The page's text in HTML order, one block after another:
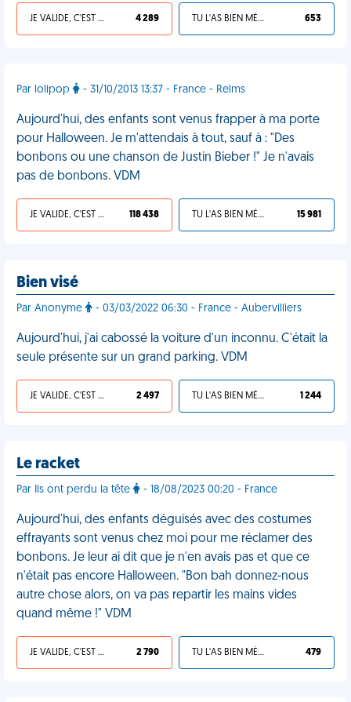
JE VALIDE, C'EST UNE VDM 4 289 TU L'AS BIEN MÉRITÉ 653
Par lolipop - 31/10/2013 13:37 - France - Reims
Aujourd'hui, des enfants sont venus frapper à ma porte
pour Halloween. Je m'attendais à tout, sauf à : "Des
bonbons ou une chanson de Justin Bieber !" Je n'avais
pas de bonbons. VDM
JE VALIDE, C'EST UNE VDM 118 438 TU L'AS BIEN MÉRITÉ 15 981
Bien visé
Par Anonyme - 03/03/2022 06:30 - France - Aubervilliers
Aujourd'hui, j'ai cabossé la voiture d'un inconnu. C'était la
seule présente sur un grand parking. VDM
JE VALIDE, C'EST UNE VDM 2 497 TU L'AS BIEN MÉRITÉ 1 244
Le racket
Par Ils ont perdu la tête - 18/08/2023 00:20 - France
Aujourd'hui, des enfants déguisés avec des costumes
effrayants sont venus chez moi pour me réclamer des
bonbons. Je leur ai dit que je n'en avais pas et que ce
n'était pas encore Halloween. "Bon bah donnez-nous
autre chose alors, on va pas repartir les mains vides
quand même !" VDM
JE VALIDE, C'EST UNE VDM 2 790 TU L'AS BIEN MÉRITÉ 479